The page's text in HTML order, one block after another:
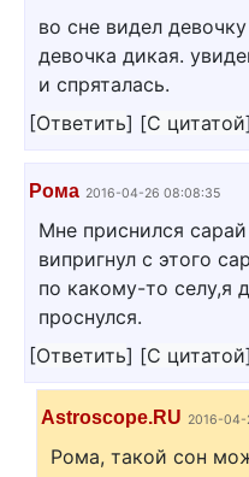
во сне видел
девочка дикая.
и спряталась.
[Ответить] [С цитатой]
Рома 2016-04-26 08:08:35
Мне приснился
випригнул с этого
по какому-то селу,я
проснулся.
[Ответить] [С цитатой]
Astroscope.RU 2016-04-
Рома, такой сон